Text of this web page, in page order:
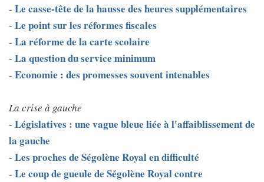
- Le casse-tête de la hausse des heures supplémentaires
- Le point sur les réformes fiscales
- La réforme de la carte scolaire
- La question du service minimum
- Economie : des promesses souvent intenables
La crise à gauche
- Législatives : une vague bleue liée à l'affaiblissement de
la gauche
- Les proches de Ségolène Royal en difficulté
- Le coup de gueule de Ségolène Royal contre